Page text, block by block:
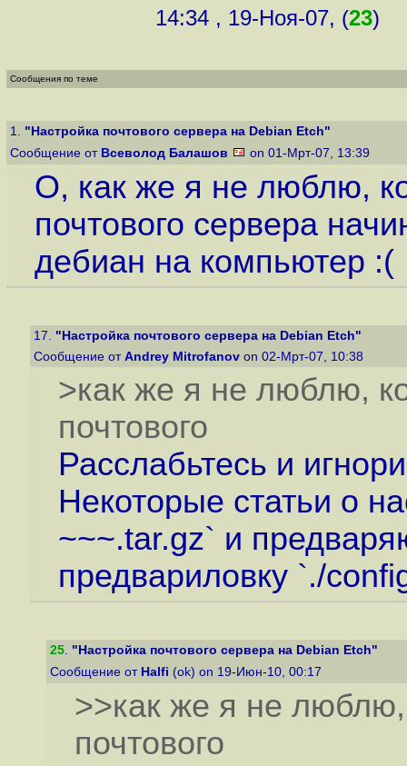
14:34 , 19-Ноя-07, (23)
Сообщения по теме
1. "Настройка почтового сервера на Debian Etch"
Сообщение от Всеволод Балашов on 01-Мрт-07, 13:39
О, как же я не люблю,
почтового сервера
дебиан на компьютер :(
17. "Настройка почтового сервера на Debian Etch"
Сообщение от Andrey Mitrofanov on 02-Мрт-07, 10:38
>как же я не люблю,
почтового
Расслабьтесь и
Некоторые статьи о
~~~.tar.gz` и
предвариловку `./
25. "Настройка почтового сервера на Debian Etch"
Сообщение от Halfi (ok) on 19-Июн-10, 00:17
>>как же я не люблю,
почтового